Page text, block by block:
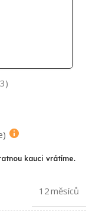
3)
kauci vrátíme.
12 měsíců